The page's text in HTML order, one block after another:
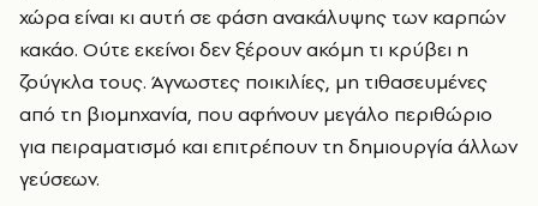
χώρα είναι κι αυτή σε φάση ανακάλυψης των καρπών
κακάο. Ούτε εκείνοι δεν ξέρουν ακόμη τι κρύβει η
ζούγκλα τους. Άγνωστες ποικιλίες, μη τιθασευμένες
από τη βιομηχανία, που αφήνουν μεγάλο περιθώριο
για πειραματισμό και επιτρέπουν τη δημιουργία άλλων
γεύσεων.